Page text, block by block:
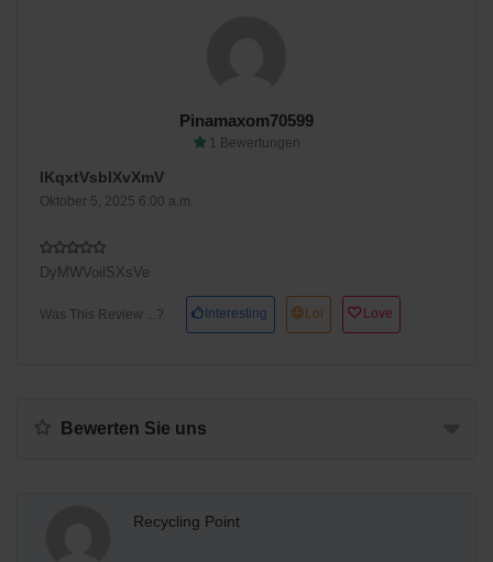
Pinamaxom70599
1 Bewertungen
lKqxtVsbIXvXmV
Oktober 5, 2025 6:00 a.m.
DyMWVoilSXsVe
Was This Review ...? Interesting Lol Love
Bewerten Sie uns
Recycling Point